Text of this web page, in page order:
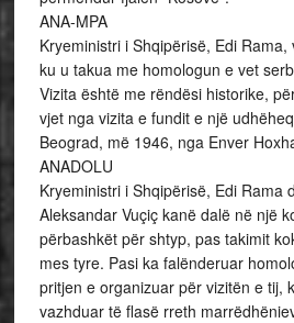
ANA-MPA
Kryeministri i Shqipërisë, Edi
ku u takua me homologun e vet
Vizita është me rëndësi historike,
vjet nga vizita e fundit e një
Beograd, më 1946, nga Enver
ANADOLU
Kryeministri i Shqipërisë, Edi Rama
Aleksandar Vuçiç kanë dalë në një
përbashkët për shtyp, pas takimit
mes tyre. Pasi ka falënderuar
pritjen e organizuar për vizitën e tij,
vazhduar të flasë rreth